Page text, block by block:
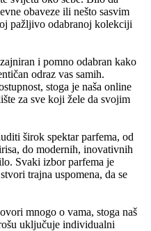
obaveze ili nešto sasvim
pažljivo odabranoj kolekciji
i pomno odabran kako
odraz vas samih.
stoga je naša online
za sve koji žele da svojim
širok spektar parfema, od
do modernih, inovativnih
Svaki izbor parfema je
trajna uspomena, da se
mnogo o vama, stoga naš
uključuje individualni